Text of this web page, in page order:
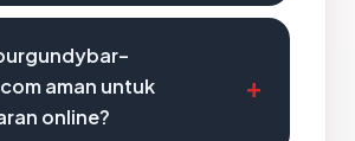
aman untuk
online?